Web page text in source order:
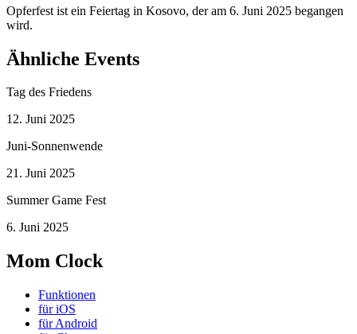
Opferfest ist ein Feiertag in Kosovo, der am 6. Juni 2025 begangen
wird.
Ähnliche Events
Tag des Friedens
12. Juni 2025
Juni-Sonnenwende
21. Juni 2025
Summer Game Fest
6. Juni 2025
Mom Clock
Funktionen
für iOS
für Android